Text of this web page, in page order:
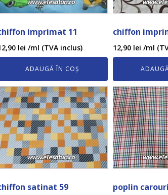
imprimat 11
lei /ml (TVA inclus)
ADAUGĂ ÎN COȘ
chiffon
12,90 lei /ml
satinat 59 poplin